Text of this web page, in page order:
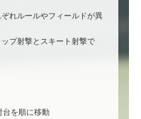
れルールやフィールドが異
プ射撃とスキート射撃で
を順に移動